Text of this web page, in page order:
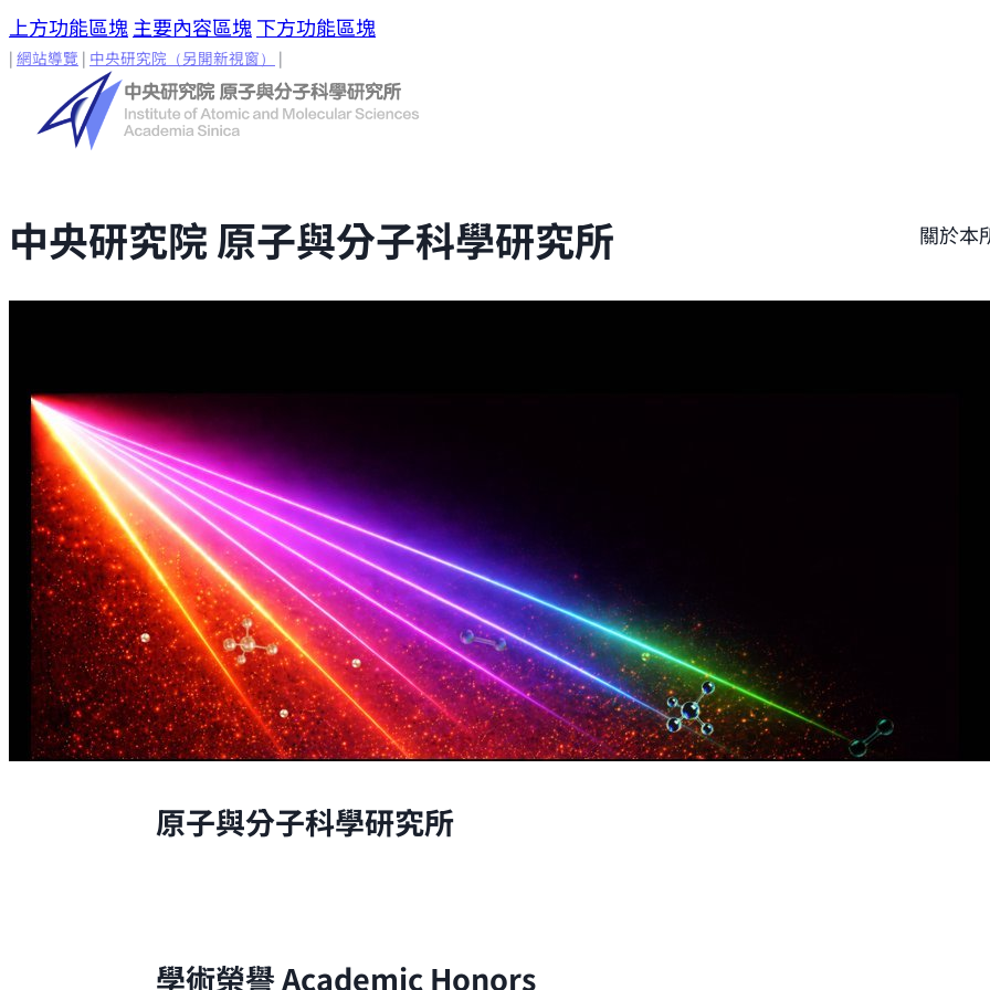
上方功能區塊 主要內容區塊 下方功能區塊
| 網站導覽 | 中央研究院 （另開新視窗） |
關於本
中央研究院 原子與分子科學研究所
原子與分子科學研究所
學術榮譽Academic Honors